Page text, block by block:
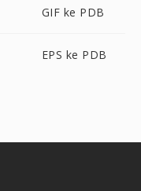
GIF ke PDB
EPS ke PDB